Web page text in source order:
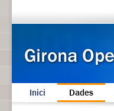
Inici Dades